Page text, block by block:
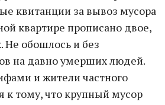
квитанции за вывоз мусора
квартире прописано двое,
Не обошлось и без
на давно умерших людей.
и жители частного
к тому, что крупный мусор